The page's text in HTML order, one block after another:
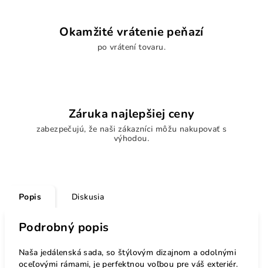
Okamžité vrátenie peňazí
po vrátení tovaru.
Záruka najlepšiej ceny
zabezpečujú, že naši zákazníci môžu nakupovať s
výhodou.
Popis Diskusia
Podrobný popis
Naša jedálenská sada, so štýlovým dizajnom a odolnými
oceľovými rámami, je perfektnou voľbou pre váš exteriér.